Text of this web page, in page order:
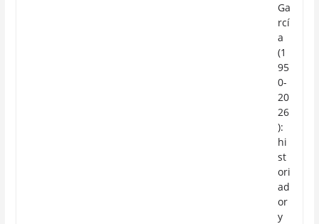
Ga
rcí
a
(1
95
0-
20
26
):
hi
st
ori
ad
or
y